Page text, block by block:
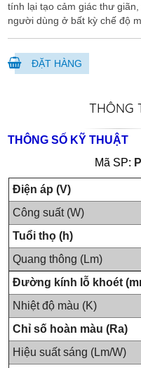
tính lại tạo cảm giác thư
người dùng ở bất kỳ chế độ
ĐẶT HÀNG
THÔNG
THÔNG SỐ KỸ THUẬT
Mã SP:
Điện áp (V)
Công suất (W)
Tuổi thọ (h)
Quang thông (Lm)
Đường kính lỗ khoét
Nhiệt độ màu (K)
Chỉ số hoàn màu (Ra)
Hiệu suất sáng (Lm/W)